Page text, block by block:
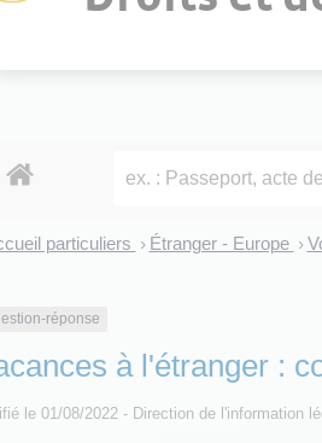
particuliers > Étranger - Europe >
réponse
à l'étranger :
le 01/08/2022 - Direction de l'information